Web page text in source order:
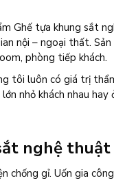
Ghế tựa khung sắt
nội – ngoại thất.
phòng tiếp khách.
tôi luôn có giá trị
nhỏ khách nhau
nghệ
chống gỉ. Uốn gia